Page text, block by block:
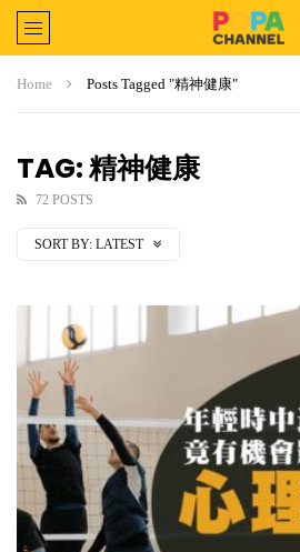
Home Posts Tagged "精神健康"
TAG: 精神健康
72 POSTS
SORT BY: LATEST